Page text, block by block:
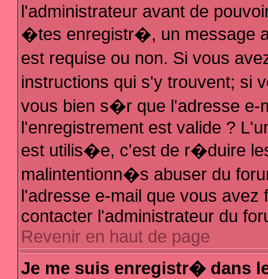
l'administrateur avant de
�tes enregistr�, un message
est requise ou non. Si vous
instructions qui s'y trouvent;
vous bien s�r que l'adresse e-
l'enregistrement est valide ?
est utilis�e, c'est de r�duire
malintentionn�s abuser du
l'adresse e-mail que vous
contacter l'administrateur du
Revenir en haut de page
Je me suis enregistr� dans